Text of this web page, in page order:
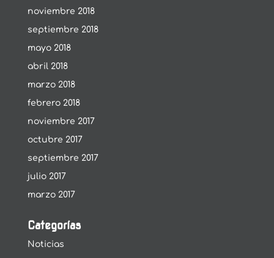
noviembre 2018
septiembre 2018
mayo 2018
abril 2018
marzo 2018
febrero 2018
noviembre 2017
octubre 2017
septiembre 2017
julio 2017
marzo 2017
Categorías
Noticias